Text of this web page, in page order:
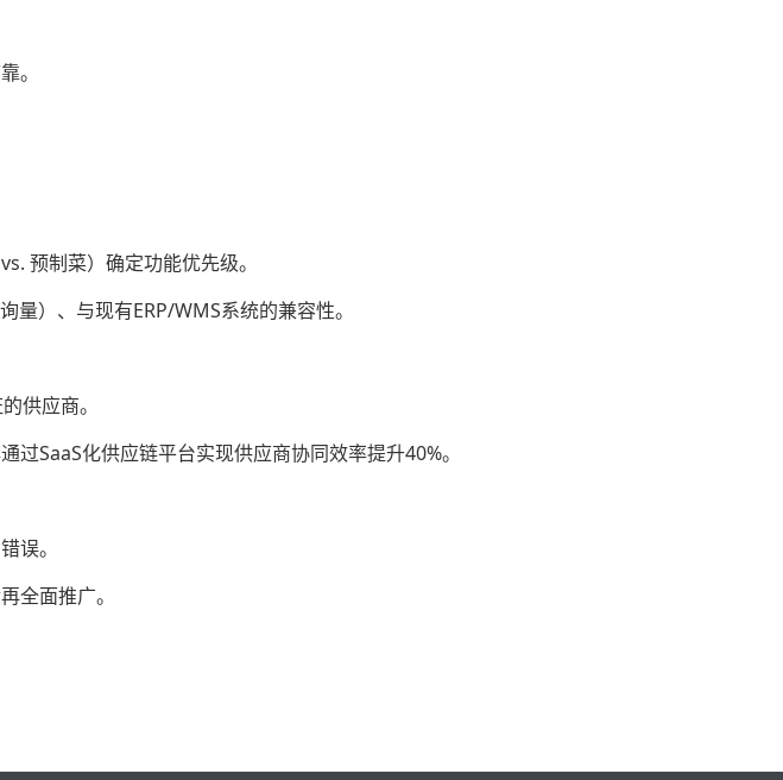
。
预制菜）确定功能优先级。
）、与现有ERP/WMS系统的兼容性。
供应商。
SaaS化供应链平台实现供应商协同效率提升40%。
误。
全面推广。